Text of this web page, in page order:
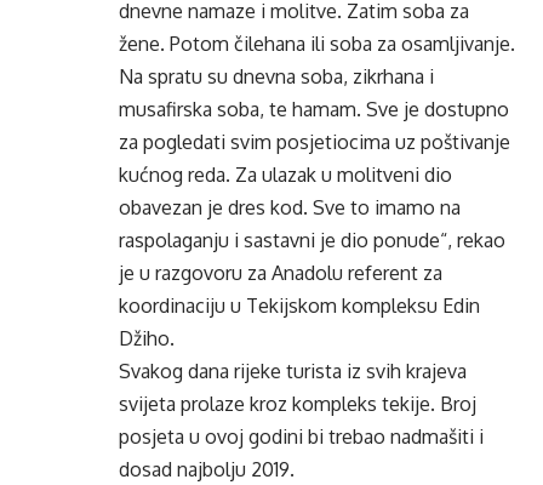
dnevne namaze i molitve. Zatim soba za
žene. Potom čilehana ili soba za osamljivanje.
Na spratu su dnevna soba, zikrhana i
musafirska soba, te hamam. Sve je dostupno
za pogledati svim posjetiocima uz poštivanje
kućnog reda. Za ulazak u molitveni dio
obavezan je dres kod. Sve to imamo na
raspolaganju i sastavni je dio ponude“, rekao
je u razgovoru za Anadolu referent za
koordinaciju u Tekijskom kompleksu Edin
Džiho.
Svakog dana rijeke turista iz svih krajeva
svijeta prolaze kroz kompleks tekije. Broj
posjeta u ovoj godini bi trebao nadmašiti i
dosad najbolju 2019.